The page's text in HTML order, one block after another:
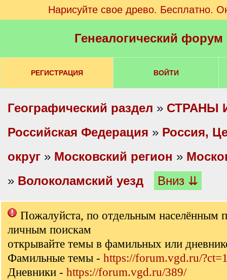
Нарисуйте свое древо. Бесплатно.
Генеалогический
РЕГИСТРАЦИЯ ВОЙТИ
Географический раздел » СТРАНЫ
Российская Федерация » Россия,
округ » Московский регион »
» Волоколамский уезд Вниз ⇊
Пожалуйста, по отдельным населённым
личным поискам
открывайте темы в фамильных или
Фамильные темы - https://forum.vgd.ru/
Дневники - https://forum.vgd.ru/389/